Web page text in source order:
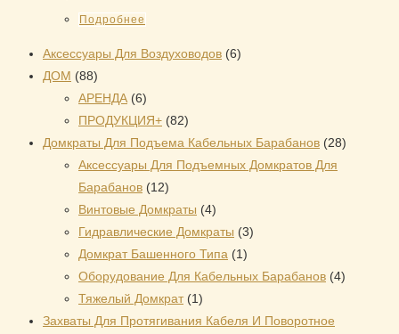
Подробнее
Аксессуары Для Воздуховодов 66
ДОМ 8888
товаров
АРЕНДА 66
товаров
ПРОДУКЦИЯ+ 8282
товара
Домкраты Для Подъема Кабельных Барабанов 2828
Аксессуары Для Подъемных Домкратов Для
Барабанов
1212
товаров
Винтовые Домкраты 44
товара
Гидравлические Домкраты 33
Домкрат Башенного Типа 11
товар
Оборудование Для Кабельных Барабанов 44
Тяжелый Домкрат 11
товар
Захваты Для Протягивания Кабеля И Поворотное